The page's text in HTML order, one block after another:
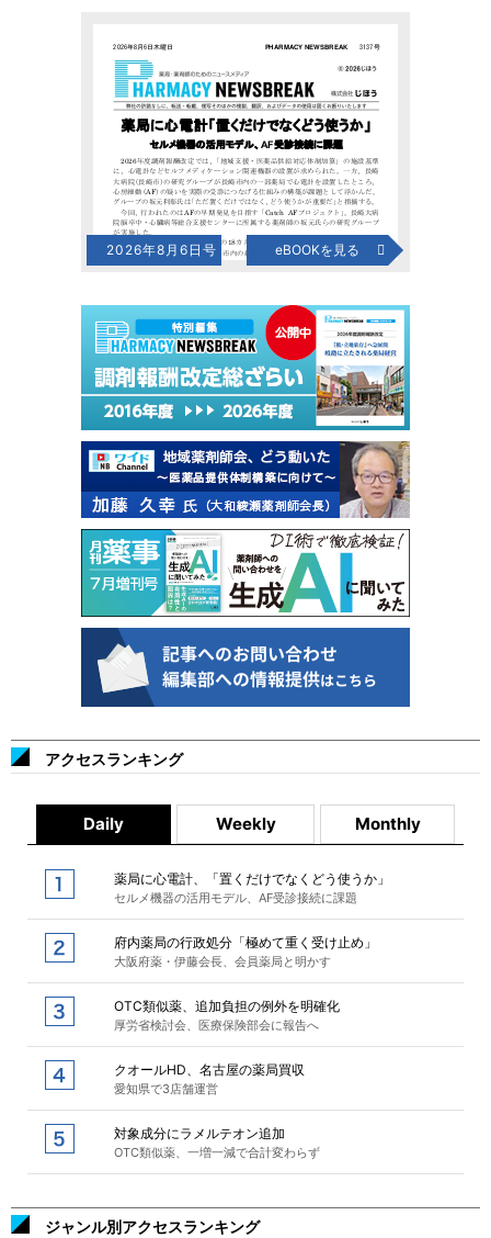
2026年8月6日号 eBOOKを見る
アクセスランキング
Daily Weekly Monthly
薬局に心電計、「置くだけでなくどう使うか」
セルメ機器の活用モデル、AF受診接続に課題
府内薬局の行政処分「極めて重く受け止め」
大阪府薬・伊藤会長、会員薬局と明かす
OTC類似薬、追加負担の例外を明確化
厚労省検討会、医療保険部会に報告へ
クオールHD、名古屋の薬局買収
愛知県で3店舗運営
対象成分にラメルテオン追加
OTC類似薬、一増一減で合計変わらず
ジャンル別アクセスランキング